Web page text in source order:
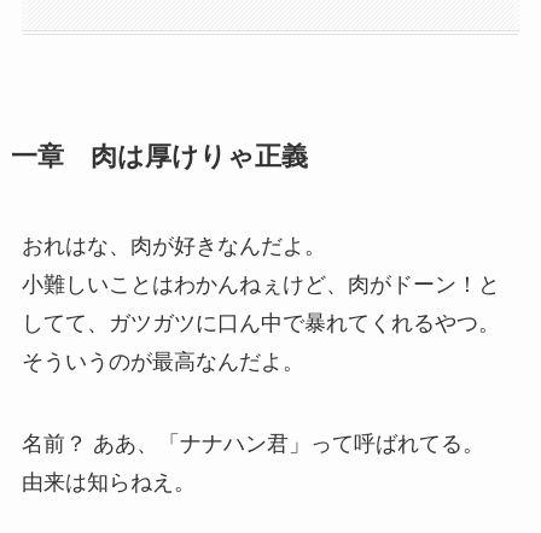
一章 肉は厚けりゃ正義
おれはな、肉が好きなんだよ。
小難しいことはわかんねぇけど、肉がドーン！と
してて、ガツガツに口ん中で暴れてくれるやつ。
そういうのが最高なんだよ。
名前？ ああ、「ナナハン君」って呼ばれてる。
由来は知らねえ。